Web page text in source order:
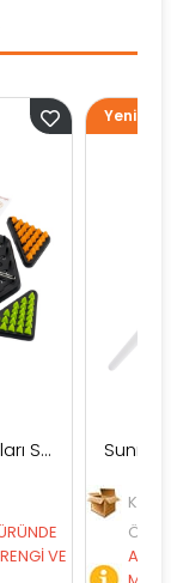
Koli İçi Adet :
Önemli Uyarı:
ASORTİ VARSA
Yeni Ürün